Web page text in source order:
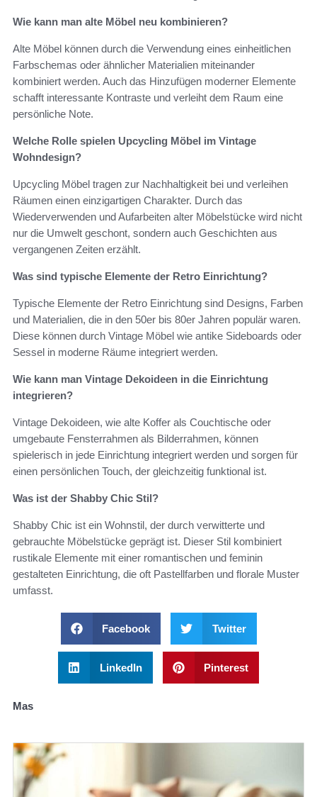
Wie kann man alte Möbel neu kombinieren?
Alte Möbel können durch die Verwendung eines einheitlichen
Farbschemas oder ähnlicher Materialien miteinander
kombiniert werden. Auch das Hinzufügen moderner Elemente
schafft interessante Kontraste und verleiht dem Raum eine
persönliche Note.
Welche Rolle spielen Upcycling Möbel im Vintage
Wohndesign?
Upcycling Möbel tragen zur Nachhaltigkeit bei und verleihen
Räumen einen einzigartigen Charakter. Durch das
Wiederverwenden und Aufarbeiten alter Möbelstücke wird nicht
nur die Umwelt geschont, sondern auch Geschichten aus
vergangenen Zeiten erzählt.
Was sind typische Elemente der Retro Einrichtung?
Typische Elemente der Retro Einrichtung sind Designs, Farben
und Materialien, die in den 50er bis 80er Jahren populär waren.
Diese können durch Vintage Möbel wie antike Sideboards oder
Sessel in moderne Räume integriert werden.
Wie kann man Vintage Dekoideen in die Einrichtung
integrieren?
Vintage Dekoideen, wie alte Koffer als Couchtische oder
umgebaute Fensterrahmen als Bilderrahmen, können
spielerisch in jede Einrichtung integriert werden und sorgen für
einen persönlichen Touch, der gleichzeitig funktional ist.
Was ist der Shabby Chic Stil?
Shabby Chic ist ein Wohnstil, der durch verwitterte und
gebrauchte Möbelstücke geprägt ist. Dieser Stil kombiniert
rustikale Elemente mit einer romantischen und feminin
gestalteten Einrichtung, die oft Pastellfarben und florale Muster
umfasst.
Facebook Twitter
LinkedIn Pinterest
Mas